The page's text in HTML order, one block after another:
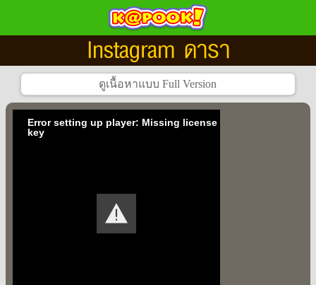
Instagram ดารา
Error setting up player: Missing license
key